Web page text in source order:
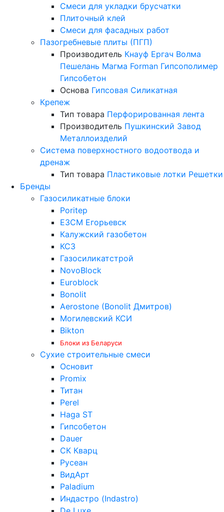
Смеси для укладки брусчатки
Плиточный клей
Смеси для фасадных работ
Пазогребневые плиты (ПГП)
Производитель Кнауф Ергач Волма
Пешелань Магма Forman Гипсополимер
Гипсобетон
Основа Гипсовая Силикатная
Крепеж
Тип товара Перфорированная лента
Производитель Пушкинский Завод
Металлоизделий
Система поверхностного водоотвода и
дренаж
Тип товара Пластиковые лотки Решетки
Бренды
Газосиликатные блоки
Poritep
ЕЗСМ Егорьевск
Калужский газобетон
КСЗ
Газосиликатстрой
NovoBlock
Euroblock
Bonolit
Aerostone (Bonolit Дмитров)
Могилевский КСИ
Bikton
Блоки из Беларуси
Сухие строительные смеси
Основит
Promix
Титан
Perel
Haga ST
Гипсобетон
Dauer
СК Кварц
Русеан
ВидАрт
Paladium
Индастро (Indastro)